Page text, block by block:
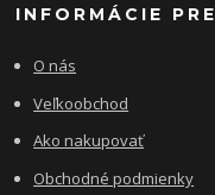
INFORMÁCIE
O nás
Veľkoobchod
Ako nakupovať
Obchodné podmienky